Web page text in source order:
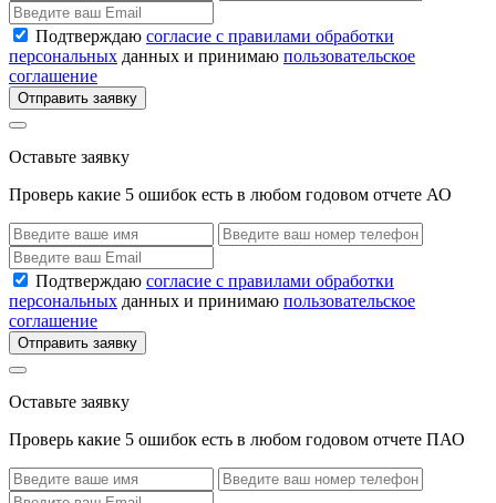
Подтверждаю согласие с правилами обработки
персональных данных и принимаю пользовательское
соглашение
Отправить заявку
Оставьте заявку
Проверь какие 5 ошибок есть в любом годовом отчете АО
Подтверждаю согласие с правилами обработки
персональных данных и принимаю пользовательское
соглашение
Отправить заявку
Оставьте заявку
Проверь какие 5 ошибок есть в любом годовом отчете ПАО